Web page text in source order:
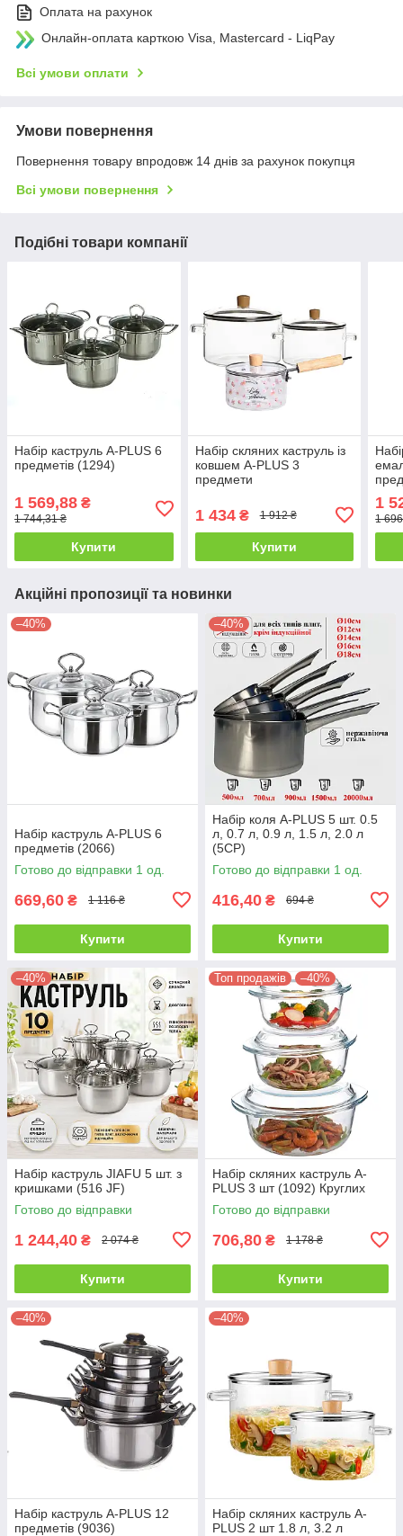
Оплата на рахунок
Онлайн-оплата карткою Visa, Mastercard - LiqPay
Всі умови оплати
Умови повернення
Повернення товару впродовж 14 днів за рахунок покупця
Всі умови повернення
Подібні товари компанії
Набір каструль A-PLUS 6
предметів (1294)
1 569,88 ₴
1 744,31 ₴
Купити
Набір скляних каструль із
ковшем A-PLUS 3
предмети
1 434₴ 1 912 ₴
Купити
1
1
Акційні пропозиції та новинки
–40%
Набір каструль A-PLUS 6
предметів (2066)
Готово до відправки 1 од.
669,60 ₴ 1 116 ₴
Купити
–40%
Набір коля A-PLUS 5 шт. 0.5
л, 0.7 л, 0.9 л, 1.5 л, 2.0 л
(5CP)
Готово до відправки 1 од.
416,40 ₴ 694 ₴
Купити
–40%
Набір каструль JIAFU 5 шт. з
кришками (516 JF)
Готово до відправки
1 244,40 ₴ 2 074 ₴
Купити
Топ продажів –40%
Набір скляних каструль A-
PLUS 3 шт (1092) Круглих
Готово до відправки
706,80 ₴ 1 178 ₴
Купити
–40%
Набір каструль A-PLUS 12
предметів (9036)
–40%
Набір скляних каструль A-
PLUS 2 шт 1.8 л, 3.2 л